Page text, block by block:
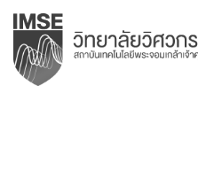
Skip
to
content